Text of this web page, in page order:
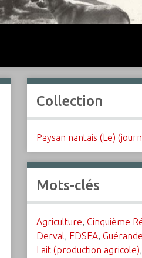
Collection
Paysan nantais (Le)
Mots-clés
Agriculture,Cinquième
Derval, FDSEA,Guérande
Lait (production agricole),